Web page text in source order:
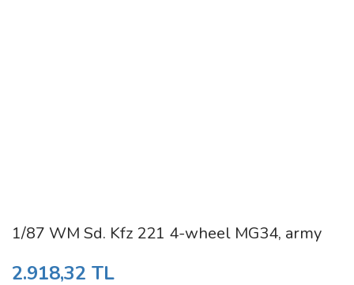
1/87 WM Sd. Kfz 221 4-wheel MG34, army
2.918,32 TL